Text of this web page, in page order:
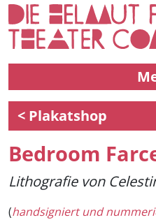
< Plakatshop
Bedroom
Lithografie von
(handsigniertund